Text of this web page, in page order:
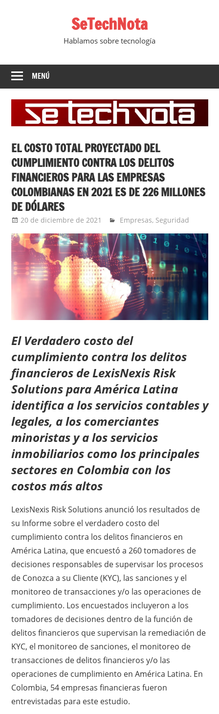
SeTechNota
Hablamos sobre tecnología
MENÚ
EL COSTO TOTAL PROYECTADO DEL
CUMPLIMIENTO CONTRA LOS DELITOS
FINANCIEROS PARA LAS EMPRESAS
COLOMBIANAS EN 2021 ES DE 226 MILLONES
DE DÓLARES
20 de diciembre de 2021 Ernesto Herrera
Empresas, Seguridad
El Verdadero costo del
cumplimiento contra los delitos
financieros de LexisNexis Risk
Solutions para América Latina
identifica a los servicios contables y
legales, a los comerciantes
minoristas y a los servicios
inmobiliarios como los principales
sectores en Colombia con los
costos más altos
LexisNexis Risk Solutions anunció los resultados de
su Informe sobre el verdadero costo del
cumplimiento contra los delitos financieros en
América Latina, que encuestó a 260 tomadores de
decisiones responsables de supervisar los procesos
de Conozca a su Cliente (KYC), las sanciones y el
monitoreo de transacciones y/o las operaciones de
cumplimiento. Los encuestados incluyeron a los
tomadores de decisiones dentro de la función de
delitos financieros que supervisan la remediación de
KYC, el monitoreo de sanciones, el monitoreo de
transacciones de delitos financieros y/o las
operaciones de cumplimiento en América Latina. En
Colombia, 54 empresas financieras fueron
entrevistadas para este estudio.